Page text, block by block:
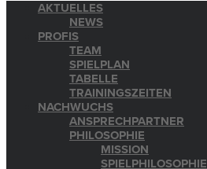
AKTUELLES
NEWS
PROFIS
TEAM
SPIELPLAN
TABELLE
TRAININGSZEITEN
NACHWUCHS
ANSPRECHPARTNER
PHILOSOPHIE
MISSION
SPIELPHILOSOPHIE